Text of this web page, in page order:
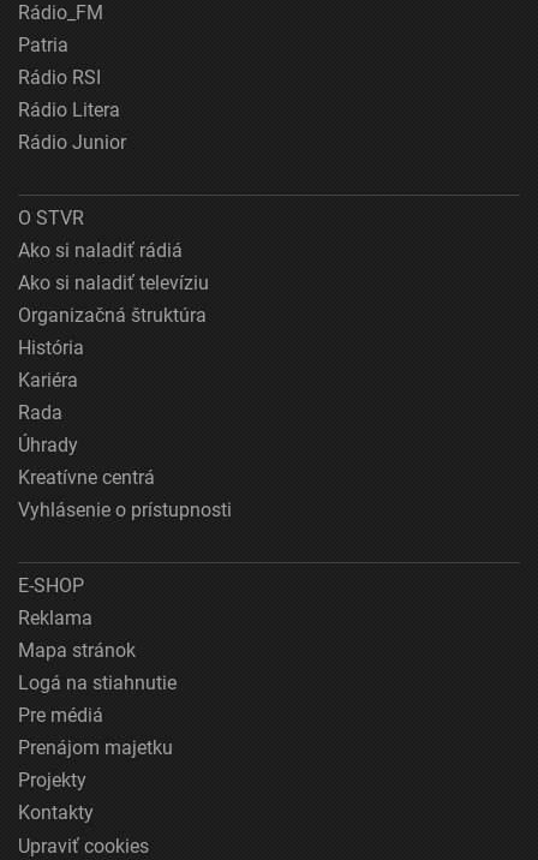
Rádio_FM
Patria
Rádio RSI
Rádio Litera
Rádio Junior
O STVR
Ako si naladiť rádiá
Ako si naladiť televíziu
Organizačná štruktúra
História
Kariéra
Rada
Úhrady
Kreatívne centrá
Vyhlásenie o prístupnosti
E-SHOP
Reklama
Mapa stránok
Logá na stiahnutie
Pre médiá
Prenájom majetku
Projekty
Kontakty
Upraviť cookies